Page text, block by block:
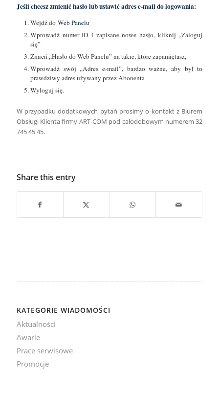
Jeśli chcesz zmienić hasło lub ustawić adres e-mail do logowania:
Wejdź do Web Panelu
Wprowadź numer ID i zapisane nowe hasło, kliknij „Zaloguj
się”
Zmień „Hasło do Web Panelu” na takie, które zapamiętasz,
Wprowadź swój „Adres e-mail”, bardzo ważne, aby był to
prawdziwy adres używany przez Abonenta
Wyloguj się.
W przypadku dodatkowych pytań prosimy o kontakt z Biurem
Obsługi Klienta firmy ART-COM pod całodobowym numerem 32
745 45 45.
Share this entry
KATEGORIE WIADOMOŚCI
Aktualności
Awarie
Prace serwisowe
Promocje